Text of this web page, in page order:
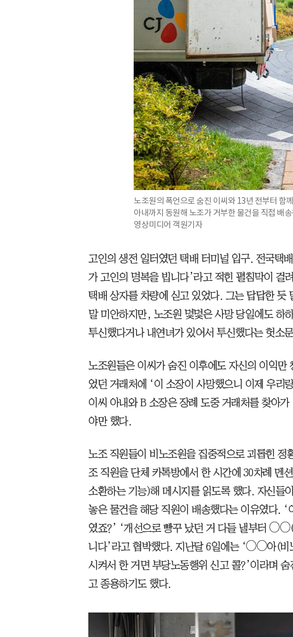
노조원의 폭언으로 숨진 이씨와 13년 전부터 함
아내까지 동원해 노조가 거부한 물건을 직접 배
영상미디어 객원기자
고인의 생전 일터였던 택배 터미널 입구. 전국
가 고인의 명복을 빕니다’라고 적힌 펼침막이 걸
택배 상자를 차량에 싣고 있었다. 그는 답답한
말 미안하지만, 노조원 몇몇은 사망 당일에도 하
투신했다거나 내연녀가 있어서 투신했다는 헛소
노조원들은 이씨가 숨진 이후에도 자신의 이익만
었던 거래처에 ‘이 소장이 사망했으니 이제 우리
이씨 아내와 B 소장은 장례 도중 거래처를 찾아
야만 했다.
노조 직원들이 비노조원을 집중적으로 괴롭힌 정
조 직원을 단체 카톡방에서 한 시간에 30차례 멘
소환하는 기능)해 메시지를 읽도록 했다. 자신들
놓은 물건을 해당 직원이 배송했다는 이유였다.
였죠?’ ‘개선으로 빵꾸 났던 거 다들 낼부터
니다’라고 협박했다. 지난달 6일에는 ‘◯◯아(비
시켜서 한 거면 부당노동행위 신고 콜?’이라며
고 종용하기도 했다.